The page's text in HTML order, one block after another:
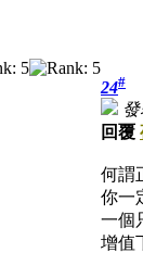
24#
回覆
何謂
你一
一個
增值